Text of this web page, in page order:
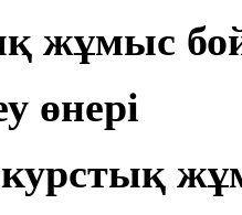
жұмыс
өнері
курстық